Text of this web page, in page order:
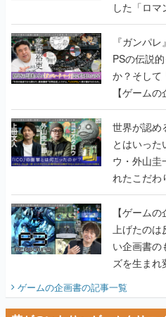
した「ロ
書】
『ガンパ
PSの伝説
か？そして
【ゲームの
世界が認め
とはいった
ウ・外山圭
れたこだわ
画書】
【ゲーム
上げたのは
い企画書の
ズを生まれ
ビュー】
ゲームの企画書の記事一覧